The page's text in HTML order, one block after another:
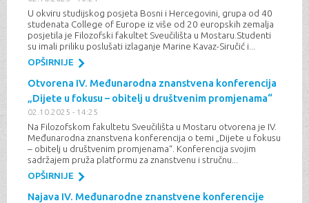
U okviru studijskog posjeta Bosni i Hercegovini, grupa od 40
studenata College of Europe iz više od 20 europskih zemalja
posjetila je Filozofski fakultet Sveučilišta u Mostaru.Studenti
su imali priliku poslušati izlaganje Marine Kavaz-Siručić i...
OPŠIRNIJE
Otvorena IV. Međunarodna znanstvena konferencija
„Dijete u fokusu – obitelj u društvenim promjenama“
02.10.2025 - 14:25
Na Filozofskom fakultetu Sveučilišta u Mostaru otvorena je IV.
Međunarodna znanstvena konferencija o temi „Dijete u fokusu
– obitelj u društvenim promjenama“. Konferencija svojim
sadržajem pruža platformu za znanstvenu i stručnu...
OPŠIRNIJE
Najava IV. Međunarodne znanstvene konferencije